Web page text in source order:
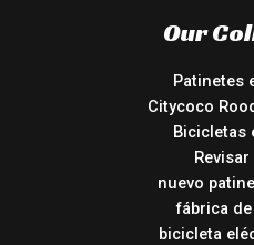
Our
Patinetes
Citycoco
Bicicletas
nuevo
fábrica
bicicleta